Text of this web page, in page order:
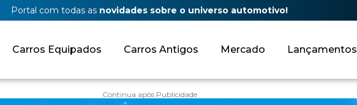
Portal com todas as novidades sobre o universo automotivo!
Carros Equipados Carros Antigos Mercado Lançamentos
Continua após Publicidade